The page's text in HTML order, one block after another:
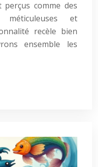
comme des
méticuleuses et
recèle bien
ensemble les